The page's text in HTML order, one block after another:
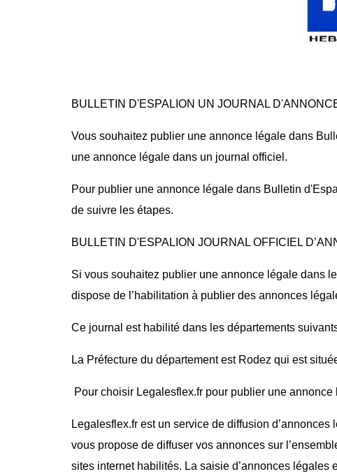
BULLETIN D'ESPALION UN JOURNAL
Vous souhaitez publier une annonce légale dans
une annonce légale dans un journal officiel.
Pour publier une annonce légale dans Bulletin
de suivre les étapes.
BULLETIN D'ESPALION JOURNAL OFFICIEL
Si vous souhaitez publier une annonce légale dans
dispose de l’habilitation à publier des annonces
Ce journal est habilité dans les départements
La Préfecture du département est Rodez qui est
Pour choisir Legalesflex.fr pour publier une
Legalesflex.fr est un service de diffusion
vous propose de diffuser vos annonces sur
sites internet habilités. La saisie d’annonces légales